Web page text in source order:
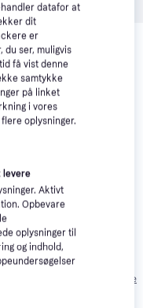
matcher dine
X,
- White
Bluetooth
193 kr.
Eller 3
datafor at
dit
er
du ser, muligvis
få vist denne
samtykke
på linket
i vores
oplysninger.
levere
Aktivt
Opbevare
oplysninger til
og indhold,